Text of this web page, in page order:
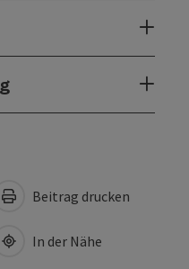
Beitrag drucken
In der Nähe